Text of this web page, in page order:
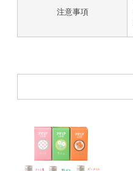
注意事項